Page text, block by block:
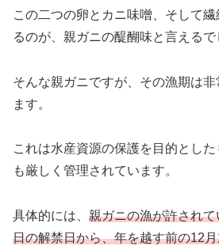
この二つの卵とカニ味噌、そして
るのが、親ガニの醍醐味と言えるで
そんな親ガニですが、その漁期は
ます。
これは水産資源の保護を目的とし
も厳しく管理されています。
具体的には、 親ガニの漁が許され
日の解禁日から、年を越す前の12